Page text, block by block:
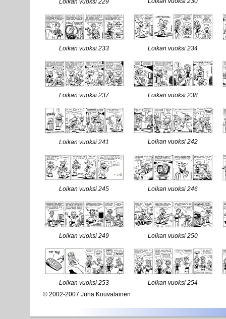
Loikan vuoksi 229
Loikan vuoksi 233 Loikan vuoksi 234
Loikan vuoksi 237 Loikan vuoksi 238
Loikan vuoksi 241 Loikan vuoksi 242
Loikan vuoksi 245 Loikan vuoksi 246
Loikan vuoksi 249 Loikan vuoksi 250
Loikan vuoksi 253
Loikan vuoksi 254
© 2002-2007 Juha Kouvalainen